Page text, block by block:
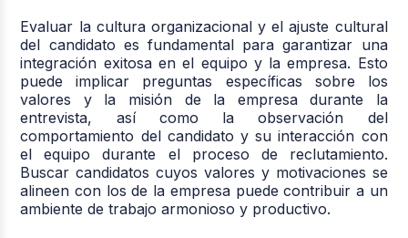
Evaluar la cultura organizacional y el ajuste cultural
del candidato es fundamental para garantizar una
integración exitosa en el equipo y la empresa. Esto
puede implicar preguntas específicas sobre los
valores y la misión de la empresa durante la
entrevista, así como la observación del
comportamiento del candidato y su interacción con
el equipo durante el proceso de reclutamiento.
Buscar candidatos cuyos valores y motivaciones se
alineen con los de la empresa puede contribuir a un
ambiente de trabajo armonioso y productivo.